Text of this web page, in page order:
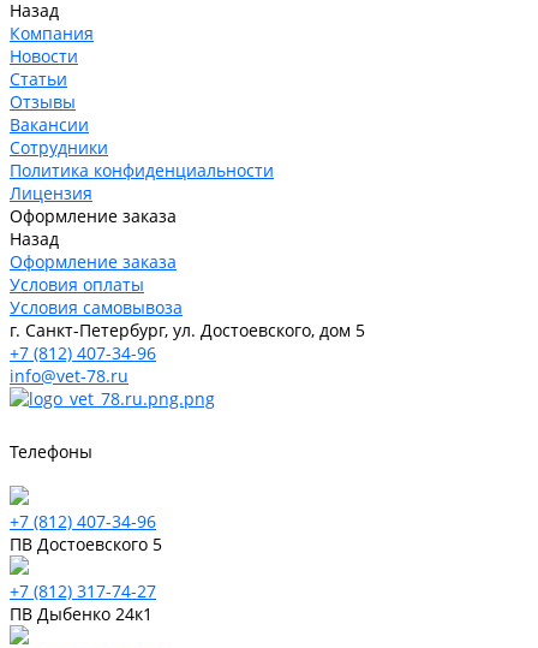
Назад
Компания
Новости
Статьи
Отзывы
Вакансии
Сотрудники
Политика конфиденциальности
Лицензия
Оформление заказа
Назад
Оформление заказа
Условия оплаты
Условия самовывоза
г. Санкт-Петербург, ул. Достоевского, дом 5
+7 (812) 407-34-96
info@vet-78.ru
Телефоны
+7 (812) 407-34-96
ПВ Достоевского 5
+7 (812) 317-74-27
ПВ Дыбенко 24к1